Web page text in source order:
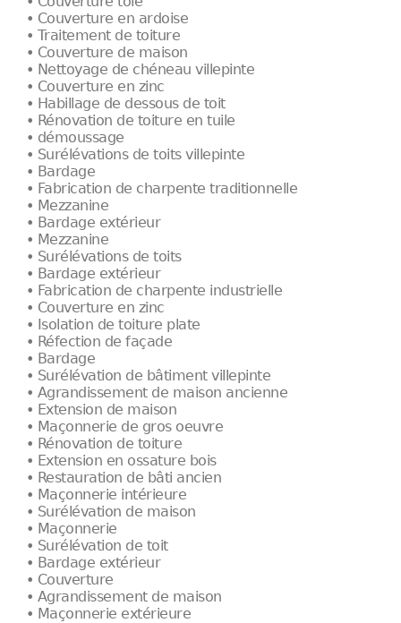
• Couverture en ardoise
• Traitement de toiture
• Couverture de maison
• Nettoyage de chéneau villepinte
• Couverture en zinc
• Habillage de dessous de toit
• Rénovation de toiture en tuile
• démoussage
• Surélévations de toits villepinte
• Bardage
• Fabrication de charpente traditionnelle
• Mezzanine
• Bardage extérieur
• Mezzanine
• Surélévations de toits
• Bardage extérieur
• Fabrication de charpente industrielle
• Couverture en zinc
• Isolation de toiture plate
• Réfection de façade
• Bardage
• Surélévation de bâtiment villepinte
• Agrandissement de maison ancienne
• Extension de maison
• Maçonnerie de gros oeuvre
• Rénovation de toiture
• Extension en ossature bois
• Restauration de bâti ancien
• Maçonnerie intérieure
• Surélévation de maison
• Maçonnerie
• Surélévation de toit
• Bardage extérieur
• Couverture
• Agrandissement de maison
• Maçonnerie extérieure